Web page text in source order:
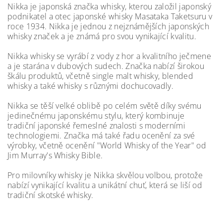
Nikka je japonská značka whisky, kterou založil japonský
podnikatel a otec japonské whisky Masataka Taketsuru v
roce 1934. Nikka je jednou z nejznámějších japonských
whisky značek a je známá pro svou vynikající kvalitu.
Nikka whisky se vyrábí z vody z hor a kvalitního ječmene
a je starána v dubových sudech. Značka nabízí širokou
škálu produktů, včetně single malt whisky, blended
whisky a také whisky s různými dochucovadly.
Nikka se těší velké oblibě po celém světě díky svému
jedinečnému japonskému stylu, který kombinuje
tradiční japonské řemeslné znalosti s moderními
technologiemi. Značka má také řadu ocenění za své
výrobky, včetně ocenění "World Whisky of the Year" od
Jim Murray's Whisky Bible.
Pro milovníky whisky je Nikka skvělou volbou, protože
nabízí vynikající kvalitu a unikátní chuť, která se liší od
tradiční skotské whisky.